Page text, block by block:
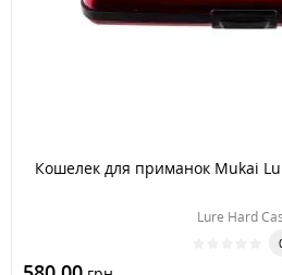
Кошелек для приманок Mukai
Lure Hard